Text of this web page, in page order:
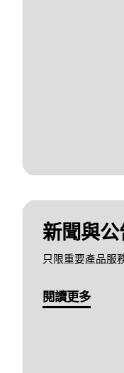
新聞與公
只限重要產品服
閱讀更多